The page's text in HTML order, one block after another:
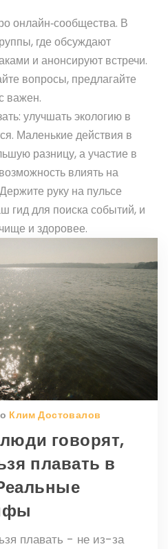
онлайн‑сообщества. В
где обсуждают
и анонсируют встречи.
вопросы, предлагайте
важен.
улучшать экологию в
Маленькие действия в
разницу, а участие в
влиять на
руку на пульсе
гид для поиска событий, и
и здоровее.
Клим Достовалов
говорят,
плавать в
плавать - не из-за